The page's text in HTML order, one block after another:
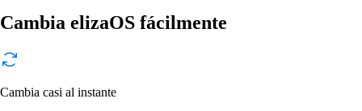
Cambia elizaOS fácilmente
Cambia casi al instante